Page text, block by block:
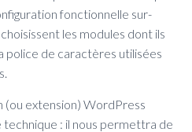
fonctionnelle sur-
les modules dont ils
police de caractères utilisées
(ou extension) WordPress
: il nous permettra de